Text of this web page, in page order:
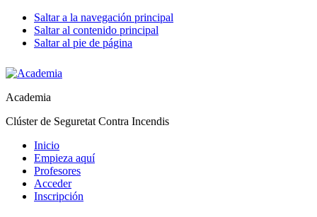
Saltar a la navegación principal
Saltar al contenido principal
Saltar al pie de página
Academia
Clúster de Seguretat Contra Incendis
Inicio
Empieza aquí
Profesores
Acceder
Inscripción